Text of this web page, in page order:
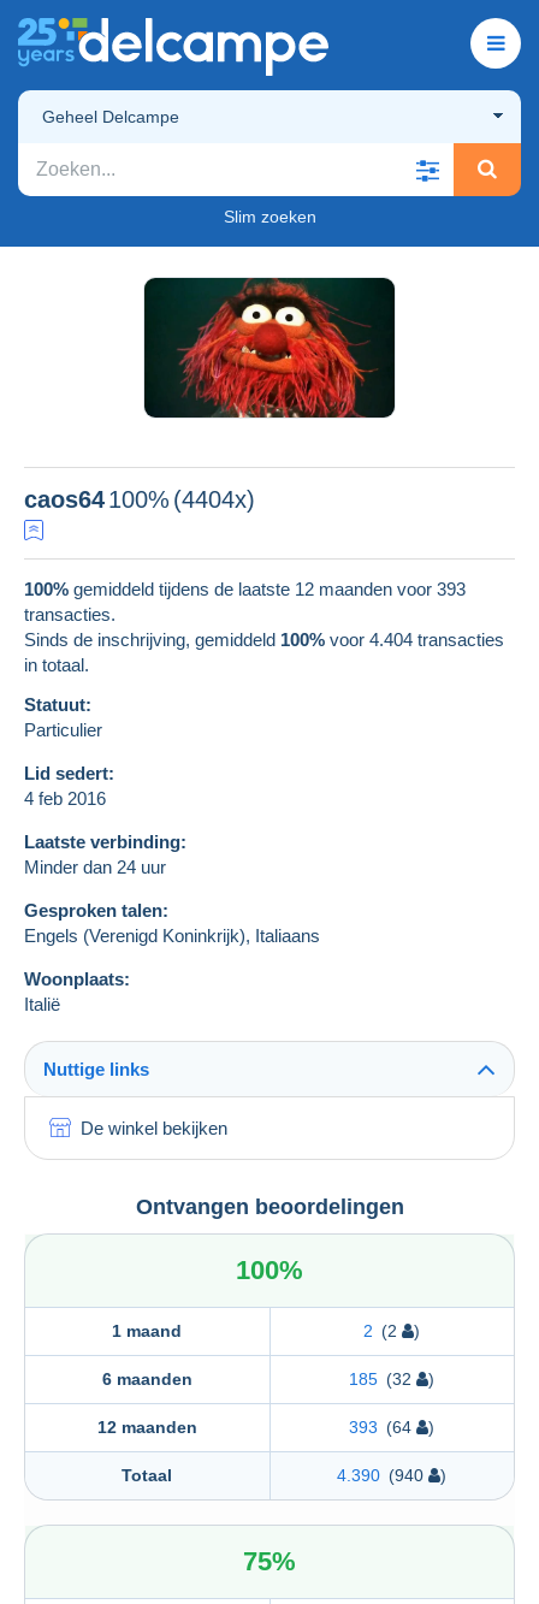
Geheel Delcampe
Slim zoeken
caos64100% (4404x)
100% gemiddeld tijdens de laatste 12 maanden voor 393
transacties.
Sinds de inschrijving, gemiddeld 100% voor 4.404 transacties
in totaal.
Statuut:
Particulier
Lid sedert:
4 feb 2016
Laatste verbinding:
Minder dan 24 uur
Gesproken talen:
Engels (Verenigd Koninkrijk), Italiaans
Woonplaats:
Italië
Nuttige links
De winkel bekijken
Ontvangen beoordelingen
100%
1 maand 2 (2 )
6 maanden 185 (32 )
12 maanden 393 (64 )
Totaal 4.390 (940 )
75%